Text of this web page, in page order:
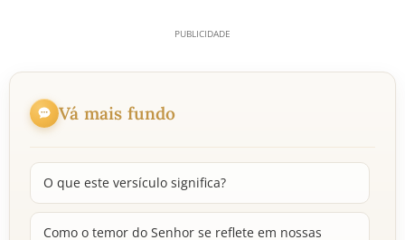
Vá mais fundo
O que este versículo significa?
Como o temor do Senhor se reflete em nossas